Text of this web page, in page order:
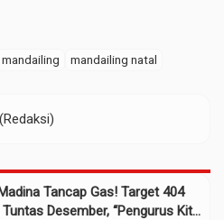
mandailing
mandailing natal
Tancap Gas! Target 404
Tuntas Desember, “Pengurus Kita